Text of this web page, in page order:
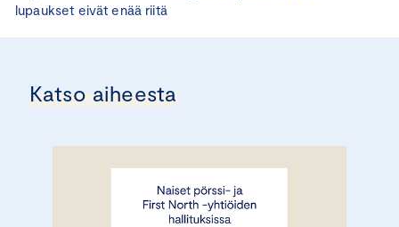
lupaukset eivät enää riitä
Katso aiheesta